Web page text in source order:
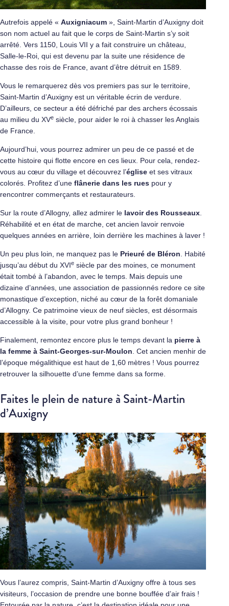
Autrefois appelé « Auxigniacum », Saint-Martin d’Auxigny doit
son nom actuel au fait que le corps de Saint-Martin s’y soit
arrêté. Vers 1150, Louis VII y a fait construire un château,
Salle-le-Roi, qui est devenu par la suite une résidence de
chasse des rois de France, avant d’être détruit en 1589.
Vous le remarquerez dès vos premiers pas sur le territoire,
Saint-Martin d’Auxigny est un véritable écrin de verdure.
D’ailleurs, ce secteur a été défriché par des archers écossais
au milieu du XVe siècle, pour aider le roi à chasser les Anglais
de France.
Aujourd’hui, vous pourrez admirer un peu de ce passé et de
cette histoire qui flotte encore en ces lieux. Pour cela, rendez-
vous au cœur du village et découvrez l’église et ses vitraux
colorés. Profitez d’une flânerie dans les rues pour y
rencontrer commerçants et restaurateurs.
Sur la route d’Allogny, allez admirer le lavoir des Rousseaux
Réhabilité et en état de marche, cet ancien lavoir renvoie
quelques années en arrière, loin derrière les machines à laver !
Un peu plus loin, ne manquez pas le Prieuré de Bléron . Habité
jusqu’au début du XVIe siècle par des moines, ce monument
était tombé à l’abandon, avec le temps. Mais depuis une
dizaine d’années, une association de passionnés redore ce site
monastique d’exception, niché au cœur de la forêt domaniale
d’Allogny. Ce patrimoine vieux de neuf siècles, est désormais
accessible à la visite, pour votre plus grand bonheur !
Finalement, remontez encore plus le temps devant la pierre à
la femme à Saint-Georges-sur-Moulon . Cet ancien menhir de
l’époque mégalithique est haut de 1,60 mètres ! Vous pourrez
retrouver la silhouette d’une femme dans sa forme.
Faites le plein de nature à Saint-Martin
d’Auxigny
Vous l’aurez compris, Saint-Martin d’Auxigny offre à tous ses
visiteurs, l’occasion de prendre une bonne bouffée d’air frais !